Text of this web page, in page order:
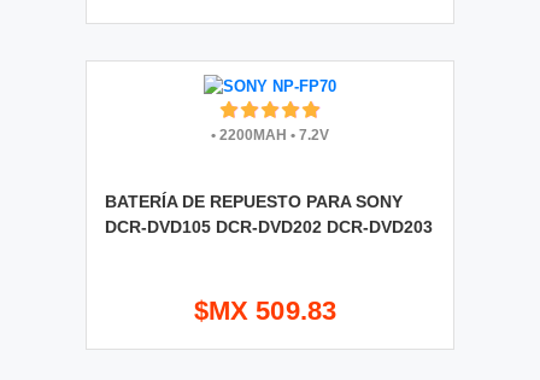
• 2200MAH • 7.2V
BATERÍA DE REPUESTO PARA SONY
DCR-DVD105 DCR-DVD202 DCR-DVD203
$MX 509.83